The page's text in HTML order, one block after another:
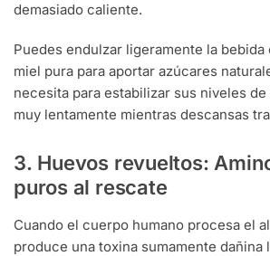
demasiado caliente.
Puedes endulzar ligeramente la
miel pura para aportar azúcares
necesita para estabilizar sus niveles
muy lentamente mientras descansas
3. Huevos revueltos:
puros al rescate
Cuando el cuerpo humano procesa el
produce una toxina sumamente dañina